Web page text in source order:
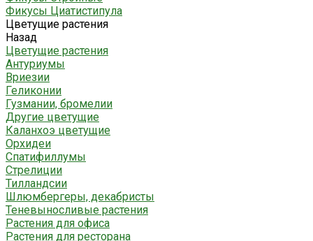
Фикусы Циатистипула
Цветущие растения
Назад
Цветущие растения
Антуриумы
Вриезии
Геликонии
Гузмании, бромелии
Другие цветущие
Каланхоэ цветущие
Орхидеи
Спатифиллумы
Стрелиции
Тилландсии
Шлюмбергеры, декабристы
Теневыносливые растения
Растения для офиса
Растения для ресторана